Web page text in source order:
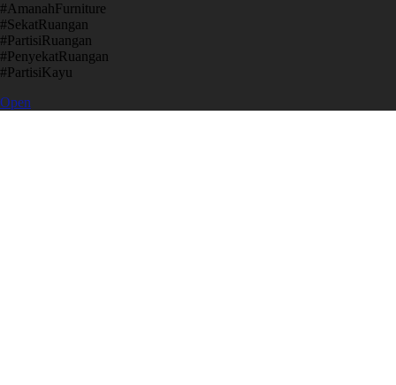
​#AmanahFurniture
​#SekatRuangan
​#PartisiRuangan
​#PenyekatRuangan
​#PartisiKayu
Open